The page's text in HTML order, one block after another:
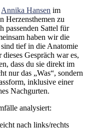
Annika Hansen im
Herzensthemen zu
passenden Sattel für
haben wir die
tief in die Anatomie
Gespräch war es,
dass du sie direkt im
nur das „Was“, sondern
inklusive einer
Nachgurten.
analysiert:
nach links/rechts